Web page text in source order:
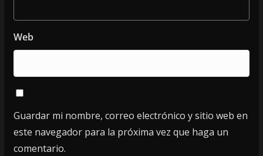
Web
Guardar mi nombre, correo electrónico y sitio web en
este navegador para la próxima vez que haga un
comentario.